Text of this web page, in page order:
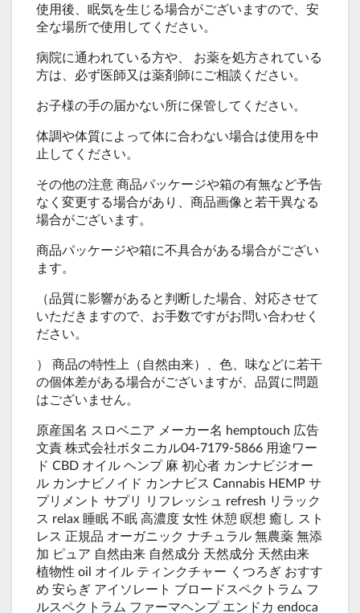
使用後、眠気を生じる場合がございますので、安
全な場所で使用してください。
病院に通われている方や、 お薬を処方されている
方は、必ず医師又は薬剤師にご相談ください。
お子様の手の届かない所に保管してください。
体調や体質によって体に合わない場合は使用を中
止してください。
その他の注意 商品パッケージや箱の有無など予告
なく変更する場合があり、商品画像と若干異なる
場合がございます。
商品パッケージや箱に不具合がある場合がござい
ます。
（品質に影響があると判断した場合、対応させて
いただきますので、お手数ですがお問い合わせく
ださい。
） 商品の特性上（自然由来）、色、味などに若干
の個体差がある場合がございますが、品質に問題
はございません。
原産国名 スロベニア メーカー名 hemptouch 広告
文責 株式会社ボタニカル04-7179-5866 用途ワー
ド CBD オイル ヘンプ 麻 初心者 カンナビジオー
ル カンナビノイド カンナビス Cannabis HEMP サ
プリメント サプリ リフレッシュ refresh リラック
ス relax 睡眠 不眠 高濃度 女性 休憩 瞑想 癒し スト
レス 正規品 オーガニック ナチュラル 無農薬 無添
加 ピュア 自然由来 自然成分 天然成分 天然由来
植物性 oil オイル ティンクチャー くつろぎ おすす
め 安らぎ アイソレート ブロードスペクトラム フ
ルスペクトラム ファーマヘンプ エンドカ endoca